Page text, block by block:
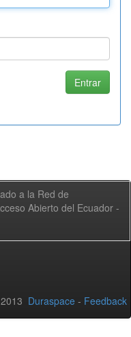
a la Red de
Abierto del Ecuador -
Duraspace - Feedback